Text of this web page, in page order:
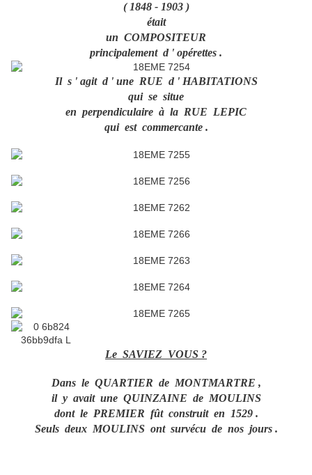
( 1848 - 1903 )
était
un COMPOSITEUR
principalement d ' opérettes .
Il s ' agit d ' une RUE d ' HABITATIONS
qui se situe
en perpendiculaire à la RUE LEPIC
qui est commercante .
Le SAVIEZ VOUS ?
Dans le QUARTIER de MONTMARTRE ,
il y avait une QUINZAINE de MOULINS
dont le PREMIER fût construit en 1529 .
Seuls deux MOULINS ont survécu de nos jours .